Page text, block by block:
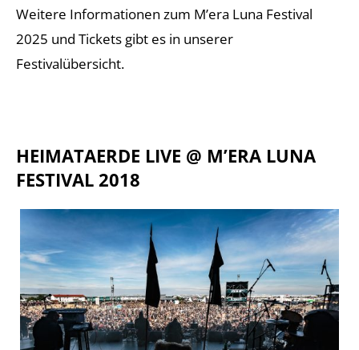
Weitere Informationen zum M’era Luna Festival
2025 und Tickets gibt es in unserer
Festivalübersicht.
HEIMATAERDE LIVE @ M’ERA LUNA
FESTIVAL 2018